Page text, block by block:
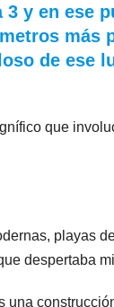
y en ese
más
de ese
que
playas
despertaba
una